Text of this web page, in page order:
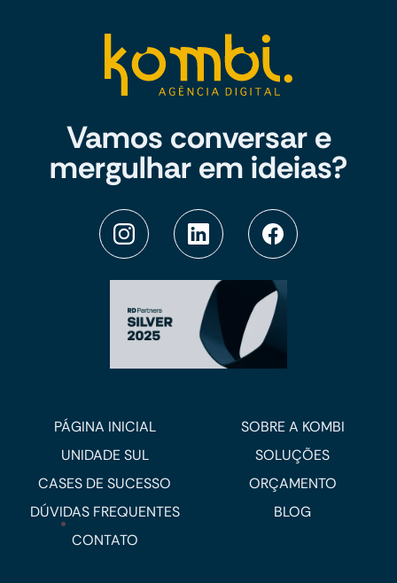
Vamos conversar e
mergulhar em ideias?
PÁGINA INICIAL
SOBRE A KOMBI
UNIDADE SUL
SOLUÇÕES
CASES DE SUCESSO
ORÇAMENTO
DÚVIDAS FREQUENTES
BLOG
CONTATO